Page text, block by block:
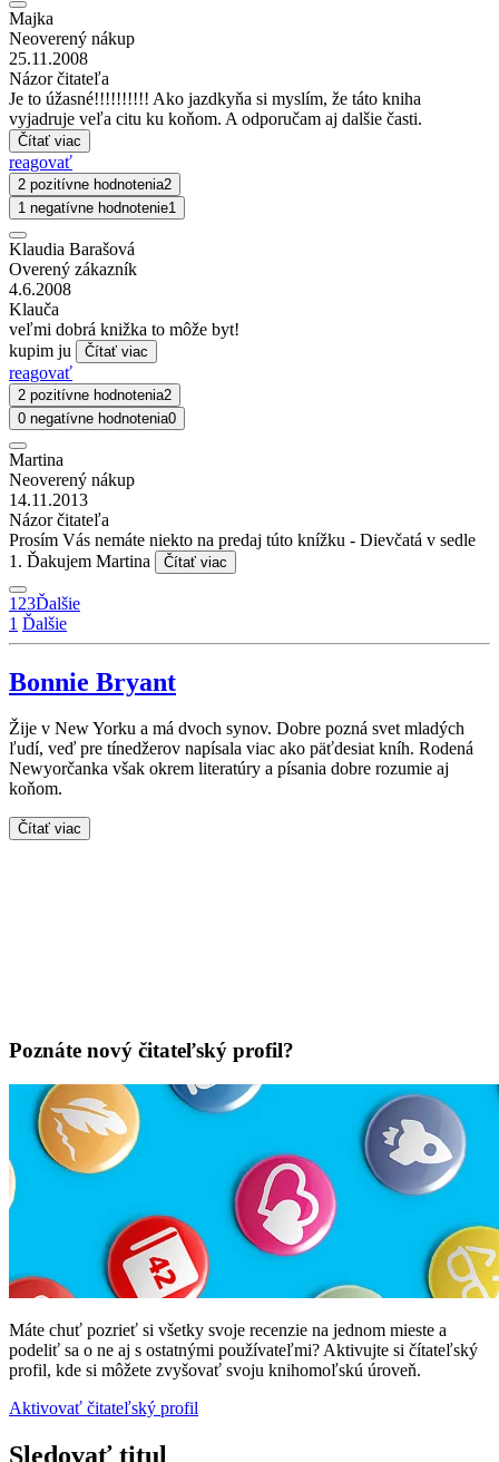
Majka
Neoverený nákup
25.11.2008
Názor čitateľa
Je to úžasné!!!!!!!!!! Ako jazdkyňa si myslím, že táto kniha
vyjadruje veľa citu ku koňom. A odporučam aj dalšie časti.
Čítať viac
reagovať
2 pozitívne hodnotenia2
1 negatívne hodnotenie1
Klaudia Barašová
Overený zákazník
4.6.2008
Klauča
veľmi dobrá knižka to môže byt!
kupim ju
Čítať viac
reagovať
2 pozitívne hodnotenia2
0 negatívne hodnotenia0
Martina
Neoverený nákup
14.11.2013
Názor čitateľa
Prosím Vás nemáte niekto na predaj túto knížku - Dievčatá v sedle
1. Ďakujem Martina
Čítať viac
1 23Ďalšie
1 Ďalšie
Bonnie Bryant
Žije v New Yorku a má dvoch synov. Dobre pozná svet mladých
ľudí, veď pre tínedžerov napísala viac ako päťdesiat kníh. Rodená
Newyorčanka však okrem literatúry a písania dobre rozumie aj
koňom.
Čítať viac
Poznáte nový čitateľský profil?
Máte chuť pozrieť si všetky svoje recenzie na jednom mieste a
podeliť sa o ne aj s ostatnými používateľmi? Aktivujte si čítateľský
profil, kde si môžete zvyšovať svoju knihomoľskú úroveň.
Aktivovať čitateľský profil
Sledovať titul